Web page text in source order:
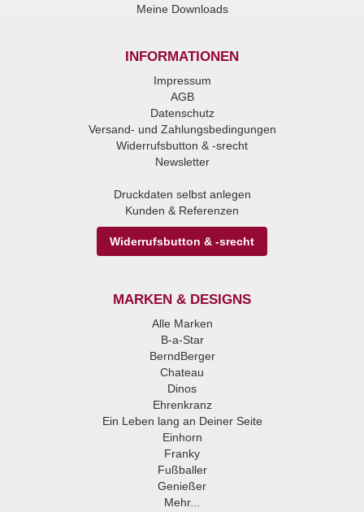
Meine Downloads
INFORMATIONEN
Impressum
AGB
Datenschutz
Versand- und Zahlungsbedingungen
Widerrufsbutton & -srecht
Newsletter
Druckdaten selbst anlegen
Kunden & Referenzen
Widerrufsbutton & -srecht
MARKEN & DESIGNS
Alle Marken
B-a-Star
BerndBerger
Chateau
Dinos
Ehrenkranz
Ein Leben lang an Deiner Seite
Einhorn
Franky
Fußballer
Genießer
Mehr...